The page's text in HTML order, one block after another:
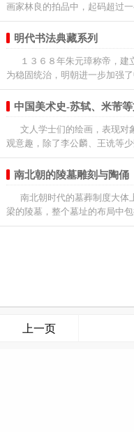
画家林良的拍品中，起码超过一
明代书法典藏系列
１３６８年朱元璋称帝，建
为稳固统治，明朝进一步加强了
中国美术史-苏轼、米芾
文人学士们的绘画，表现对
观意趣，除了李公麟、王诜等少
南北朝的陵墓雕刻与陶俑
南北朝时代的墓葬制度大体
梁的陵墓，整个墓址的布局中包
上一页